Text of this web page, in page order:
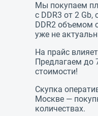
Мы покупаем
с DDR3 от 2 Gb,
DDR2 объемом
уже не
На прайс
Предлагаем до
стоимости!
Скупка
Москве —
количествах.